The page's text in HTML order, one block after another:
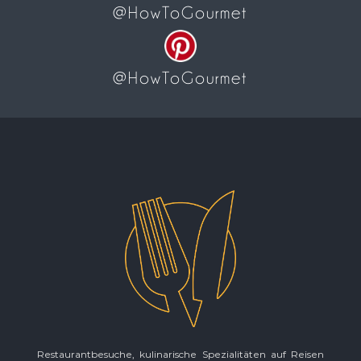
@HowToGourmet
@HowToGourmet
Restaurantbesuche, kulinarische Spezialitäten auf Reisen